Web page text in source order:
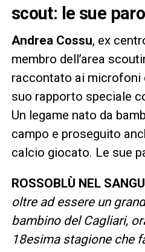
scout: le sue
Andrea Cossu, ex
membro dell’area
raccontato ai microfoni
suo rapporto speciale
Un legame nato da
campo e proseguito
calcio giocato. Le sue
ROSSOBLÙ NEL
oltre ad essere un
bambino del Cagliari,
18esima stagione che